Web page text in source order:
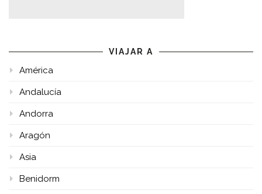
VIAJAR A
América
Andalucía
Andorra
Aragón
Asia
Benidorm